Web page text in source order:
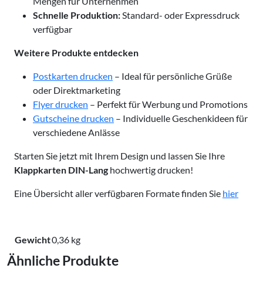
Schnelle Produktion:Standard- oder Expressdruck
verfügbar
Weitere Produkte entdecken
Postkarten drucken – Ideal für persönliche Grüße
oder Direktmarketing
Flyer drucken – Perfekt für Werbung und Promotions
Gutscheine drucken – Individuelle Geschenkideen für
verschiedene Anlässe
Starten Sie jetzt mit Ihrem Design und lassen Sie Ihre
Klappkarten DIN-Lang hochwertig drucken!
Eine Übersicht aller verfügbaren Formate finden Sie hier
Gewicht0,36 kg
Ähnliche Produkte